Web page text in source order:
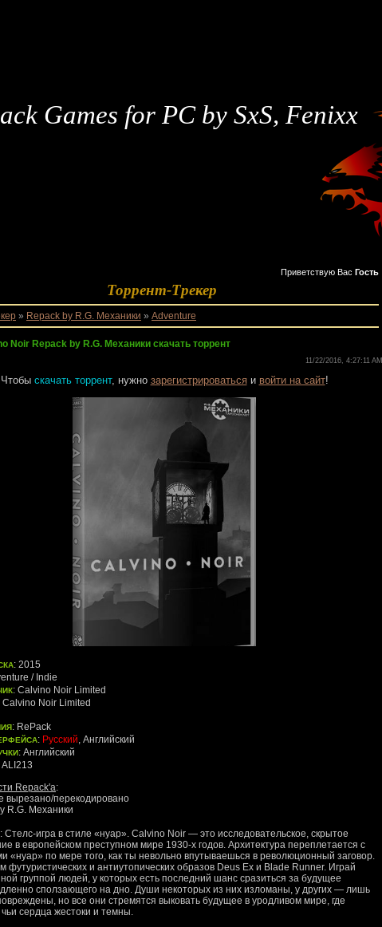
Games for PC by SxS, Fenixx
Приветствую Вас Гость
Торрент-Трекер
» Repack by R.G. Механики » Adventure
Noir Repack by R.G. Механики скачать торрент
11/22/2016, 4:27:11 AM
Чтобы скачать торрент, нужно зарегистрироватьсяи войти на сайт!
: 2015
/ Indie
: Calvino Noir Limited
Calvino Noir Limited
: RePack
: Русский , Английский
: Английский
ALI213
Repack'a:
вырезано/перекодировано
R.G. Механики
: Стелс-игра в стиле «нуар». Calvino Noir — это исследовательское, скрытое
в европейском преступном мире 1930-х годов. Архитектура переплетается с
«нуар» по мере того, как ты невольно впутываешься в революционный заговор.
футуристических и антиутопических образов Deus Ex и Blade Runner. Играй
группой людей, у которых есть последний шанс сразиться за будущее
сползающего на дно. Души некоторых из них изломаны, у других — лишь
но все они стремятся выковать будущее в уродливом мире, где
сердца жестоки и темны.